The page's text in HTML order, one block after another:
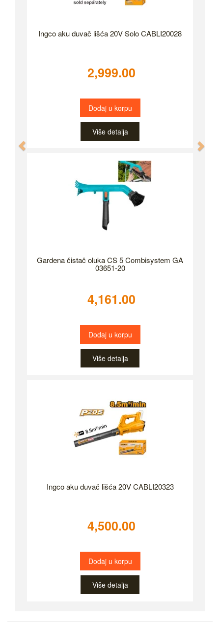
Ingco aku duvač lišća 20V Solo CABLI20028
2,999.00
Dodaj u korpu
Više detalja
Gardena čistač oluka CS 5 Combisystem GA
03651-20
4,161.00
Dodaj u korpu
Više detalja
Ingco aku duvač lišća 20V CABLI20323
4,500.00
Dodaj u korpu
Više detalja